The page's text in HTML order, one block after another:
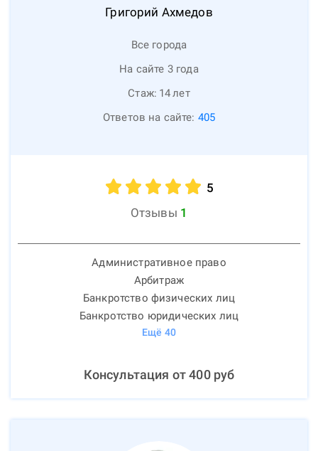
Григорий Ахмедов
Все города
На сайте 3 года
Стаж: 14лет
Ответов на сайте: 405
5
Отзывы 1
Административное право
Арбитраж
Банкротство физических лиц
Банкротство юридических лиц
Ещё 40
Консультация от400руб